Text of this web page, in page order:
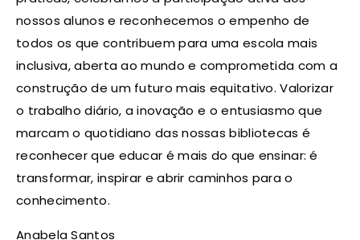
nossos alunos e reconhecemos o empenho de
todos os que contribuem para uma escola mais
inclusiva, aberta ao mundo e comprometida com a
construção de um futuro mais equitativo. Valorizar
o trabalho diário, a inovação e o entusiasmo que
marcam o quotidiano das nossas bibliotecas é
reconhecer que educar é mais do que ensinar: é
transformar, inspirar e abrir caminhos para o
conhecimento.
Anabela Santos